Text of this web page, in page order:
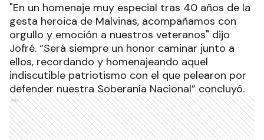
"En un homenaje muy especial tras 40 años de la
gesta heroica de Malvinas, acompañamos con
orgullo y emoción a nuestros veteranos" dijo
Jofré. “Será siempre un honor caminar junto a
ellos, recordando y homenajeando aquel
indiscutible patriotismo con el que pelearon por
defender nuestra Soberanía Nacional” concluyó.
Ads